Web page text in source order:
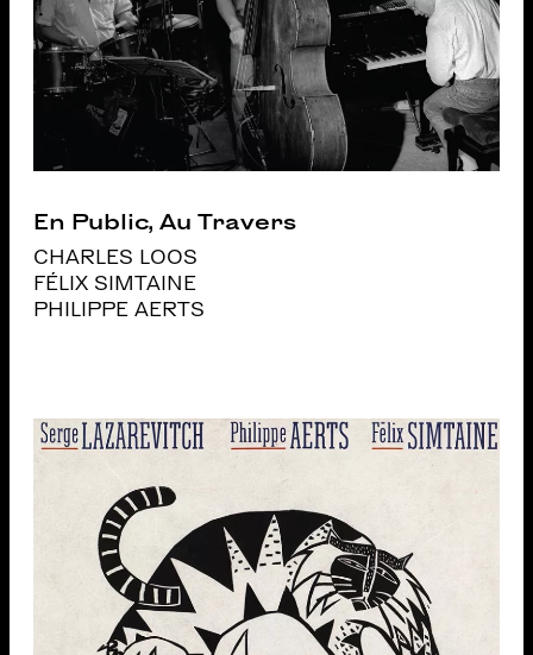
En Public, Au Travers
CHARLES LOOS
FÉLIX SIMTAINE
PHILIPPE AERTS